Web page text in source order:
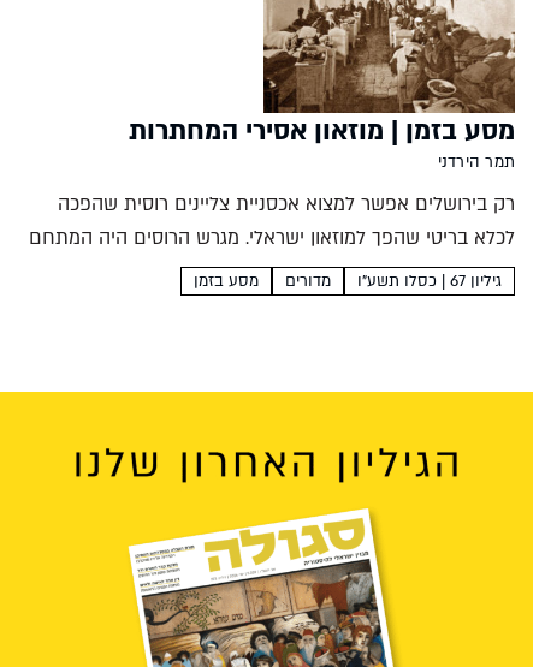
מסע בזמן | מוזאון אסירי המחתרות
תמר הירדני
רק בירושלים אפשר למצוא אכסניית צליינים רוסית שהפכה
לכלא בריטי שהפך למוזאון ישראלי. מגרש הרוסים היה המתחם
הבריטי השמור ביותר במזרח התיכון, אך זה לא הפריע לאסירי
גיליון 67 | כסלו תשע"ו מדורים מסע בזמן